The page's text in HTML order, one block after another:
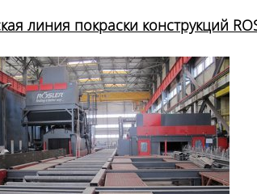
линия покраски конструкций